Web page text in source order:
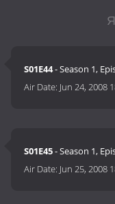
S01E44- Season 1,
Air Date: Jun 24, 2008
S01E45- Season 1,
Air Date: Jun 25, 2008